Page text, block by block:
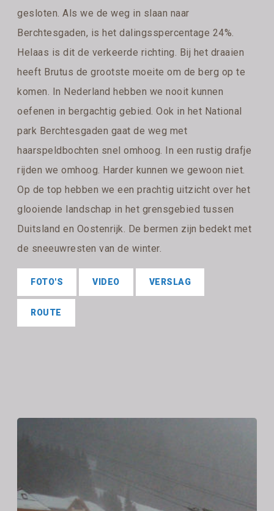
gesloten. Als we de weg in slaan naar
Berchtesgaden, is het dalingsspercentage 24%.
Helaas is dit de verkeerde richting. Bij het draaien
heeft Brutus de grootste moeite om de berg op te
komen. In Nederland hebben we nooit kunnen
oefenen in bergachtig gebied. Ook in het National
park Berchtesgaden gaat de weg met
haarspeldbochten snel omhoog. In een rustig drafje
rijden we omhoog. Harder kunnen we gewoon niet.
Op de top hebben we een prachtig uitzicht over het
glooiende landschap in het grensgebied tussen
Duitsland en Oostenrijk. De bermen zijn bedekt met
de sneeuwresten van de winter.
FOTO'S VIDEO VERSLAG
ROUTE